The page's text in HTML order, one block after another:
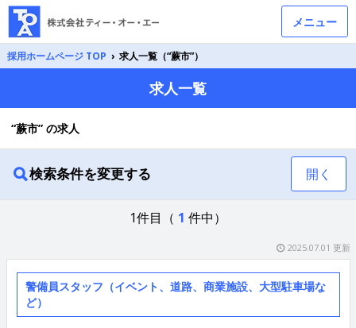
メニュー
採用ホームページ TOP › 求人一覧（“蕨市”）
求人一覧
“蕨市” の求人
検索条件を変更する 開く
1件目（ 1 件中）
2025.07.01 更新
警備員スタッフ（イベント、道路、商業施設、大型駐車場な
ど）